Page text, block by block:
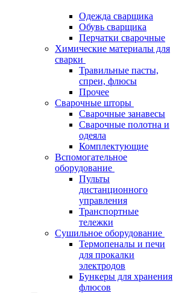
Одежда сварщика
Обувь сварщика
Перчатки сварочные
Химические материалы для
сварки
Травильные пасты,
спреи, флюсы
Прочее
Сварочные шторы
Сварочные занавесы
Сварочные полотна и
одеяла
Комплектующие
Вспомогательное
оборудование
Пульты
дистанционного
управления
Транспортные
тележки
Сушильное оборудование
Термопеналы и печи
для прокалки
электродов
Бункеры для хранения
флюсов